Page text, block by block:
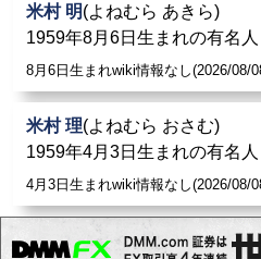
米村 明(よねむら あきら)
1959年8月6日生まれの有名
8月6日生まれwiki情報なし(2026/08/
米村 理(よねむら おさむ)
1959年4月3日生まれの有名
4月3日生まれwiki情報なし(2026/08/